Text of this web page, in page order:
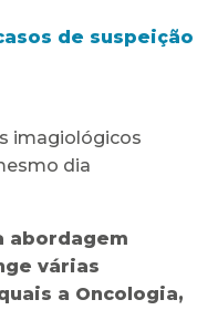
de suspeição
imagiológicos
dia
abordagem
várias
a Oncologia,